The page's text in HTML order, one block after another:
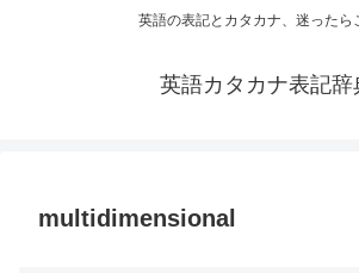
英語の表記とカタカナ、迷ったら
英語カタカナ表記辞
multidimensional